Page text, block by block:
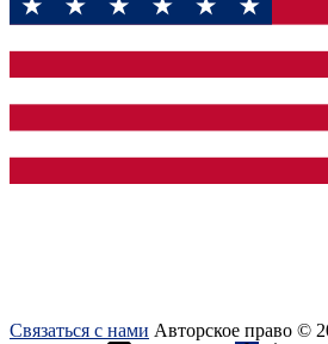
Связаться с нами Авторское право ©